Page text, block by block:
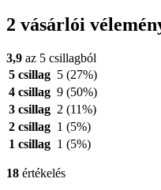
2 vásárlói
3,9 az 5 csillagból
5 csillag 5 (27%)
4 csillag 9 (50%)
3 csillag 2 (11%)
2 csillag 1 (5%)
1 csillag 1 (5%)
18 értékelés